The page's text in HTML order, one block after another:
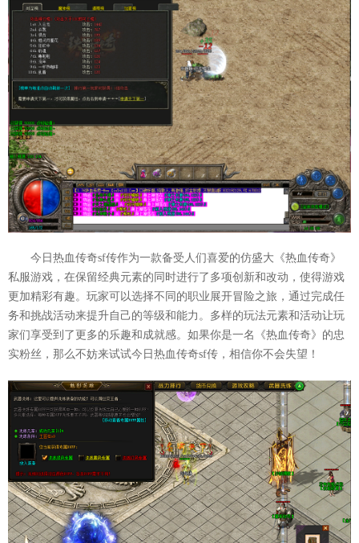
今日热血传奇sf传作为一款备受人们喜爱的仿盛大《热血传奇》
私服游戏，在保留经典元素的同时进行了多项创新和改动，使得游戏
更加精彩有趣。玩家可以选择不同的职业展开冒险之旅，通过完成任
务和挑战活动来提升自己的等级和能力。多样的玩法元素和活动让玩
家们享受到了更多的乐趣和成就感。如果你是一名《热血传奇》的忠
实粉丝，那么不妨来试试今日热血传奇sf传，相信你不会失望！